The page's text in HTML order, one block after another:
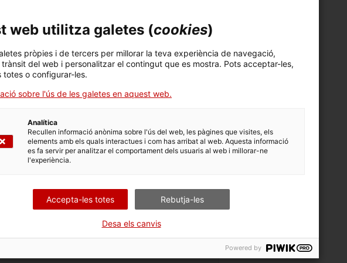
puguin desenvolupar el seu potencial de salut
determinades per factors socials. L’equitat
la necessitat.
la posició social de la persona, pitjor salut té. Les
salut. Les desigualtats en salut deriven de les
salut requereix actuar a través de tots els
del gradient social en salut, les accions han de ser
al nivell de desavantatge, la qual cosa
la societat de moltes maneres, i redueixen la
associen, i fa augmentar el benestar de la població.
web utilitza galetes (cookies)
pròpies i de tercers per millorar la teva experiència de navegació,
del web i personalitzar el contingut que es mostra. Pots acceptar-les,
totes o configurar-les.
sobre l'ús de les galetes en aquest web.
Analítica
Recullen informació anònima sobre l'ús del web, les pàgines que visites, els
elements amb els quals interactues i com has arribat al web. Aquesta informació
es fa servir per analitzar el comportament dels usuaris al web i millorar-ne
l'experiència.
Accepta-les totes Rebutja-les
Desa els canvis
Powered by